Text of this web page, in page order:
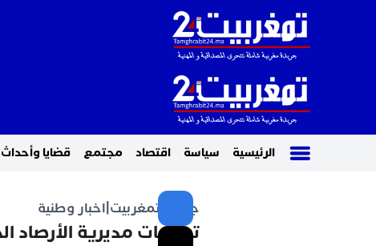
الرئيسية سياسة اقتصاد مجتمع قضايا وأحداث
جريدة تمغربيت اخبار وطنية
توقعات مديرية الأرصاد